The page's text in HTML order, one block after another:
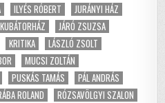
ILYÉS RÓBERT
JURÁNYI HÁZ
JÁRÓ ZSUZSA
KRITIKA
LÁSZLÓ ZSOLT
MUCSI ZOLTÁN
PUSKÁS TAMÁS
PÁL ANDRÁS
ROLAND
RÓZSAVÖLGYI SZALON